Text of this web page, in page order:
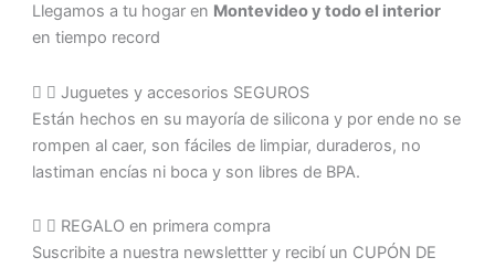
Llegamos a tu hogar en Montevideo y todo el interior
en tiempo record
Juguetes y accesorios SEGUROS
Están hechos en su mayoría de silicona y por ende no se
rompen al caer, son fáciles de limpiar, duraderos, no
lastiman encías ni boca y son libres de BPA.
REGALO en primera compra
Suscribite a nuestra newslettter y recibí un CUPÓN DE